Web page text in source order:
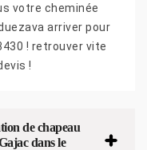
votre cheminée
arriver pour
! retrouver vite
!
de chapeau
dans le